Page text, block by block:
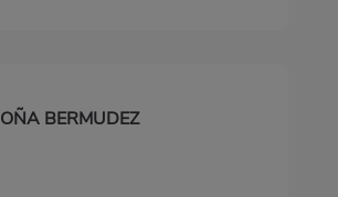
BERMUDEZ